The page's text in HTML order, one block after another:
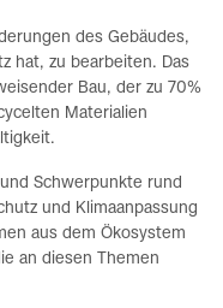
des Gebäudes,
hat, zu bearbeiten. Das
Bau, der zu 70%
Materialien
Schwerpunkte rund
und Klimaanpassung
aus dem Ökosystem
an diesen Themen